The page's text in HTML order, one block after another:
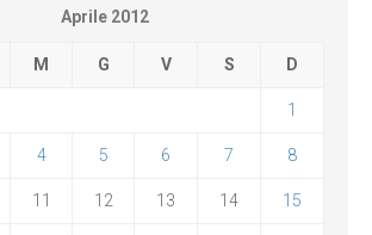
Aprile 2012
M G V S D
1
4 5 6 7 8
11 12 13 14 15